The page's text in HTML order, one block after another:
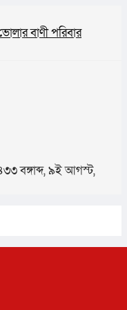
বাণী পরিবার
বঙ্গাব্দ, ৯ই আগস্ট,